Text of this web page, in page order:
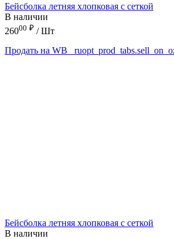
Бейсболка летняя хлопковая с сеткой
В наличии
26000 ₽ / Шт
Продать на WB
Бейсболка летняя хлопковая с сеткой
В наличии